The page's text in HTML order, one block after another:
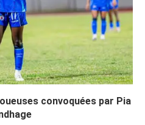
convoquées par Pia